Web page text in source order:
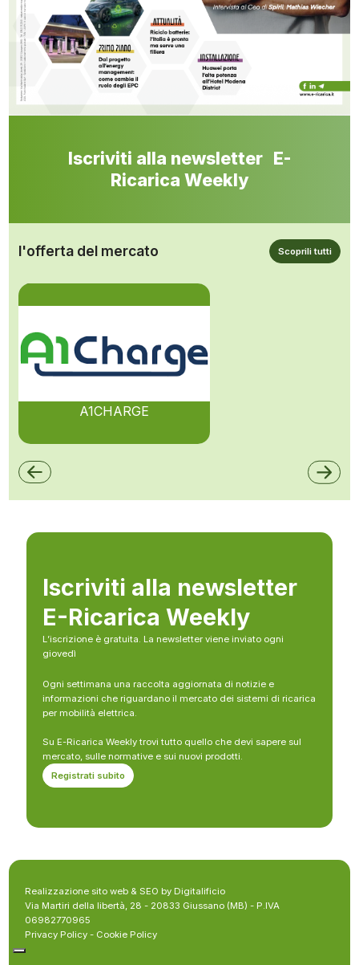
Iscriviti alla newsletter E-
Ricarica Weekly
l'offerta del mercato Scoprili tutti
A1CHARGE
Iscriviti alla newsletter
E-Ricarica Weekly
L’iscrizione è gratuita. La newsletter viene inviato ogni
giovedì
Ogni settimana una raccolta aggiornata di notizie e
informazioni che riguardano il mercato dei sistemi di ricarica
per mobilità elettrica.
Su E-Ricarica Weekly trovi tutto quello che devi sapere sul
mercato, sulle normative e sui nuovi prodotti.
Registrati subito
Realizzazione sito web & SEO by Digitalificio
Via Martiri della libertà, 28 - 20833 Giussano (MB) - P.IVA
06982770965
Privacy Policy - Cookie Policy